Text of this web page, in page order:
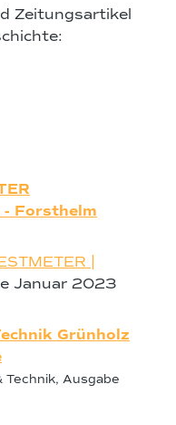
Zeitungsartikel
- Forsthelm
|
Januar 2023
Grünholz
Ausgabe